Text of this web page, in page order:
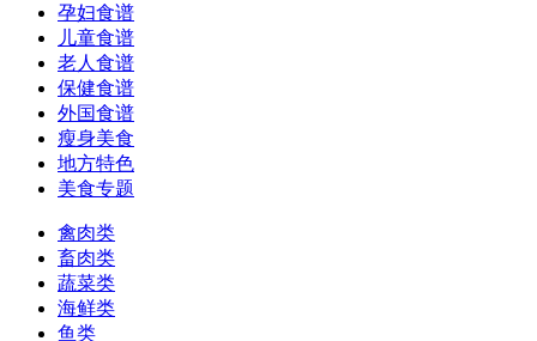
孕妇食谱
儿童食谱
老人食谱
保健食谱
外国食谱
瘦身美食
地方特色
美食专题
禽肉类
畜肉类
蔬菜类
海鲜类
鱼类